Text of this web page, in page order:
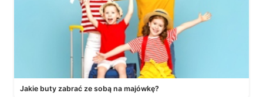
Jakie buty zabrać ze sobą na majówkę?